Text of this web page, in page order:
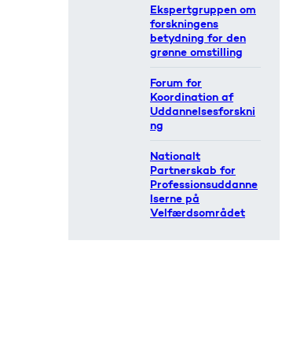
Ekspertgruppen om
forskningens
betydning for den
grønne omstilling
Forum for
Koordination af
Uddannelsesforskni
ng
Nationalt
Partnerskab for
Professionsuddanne
lserne på
Velfærdsområdet